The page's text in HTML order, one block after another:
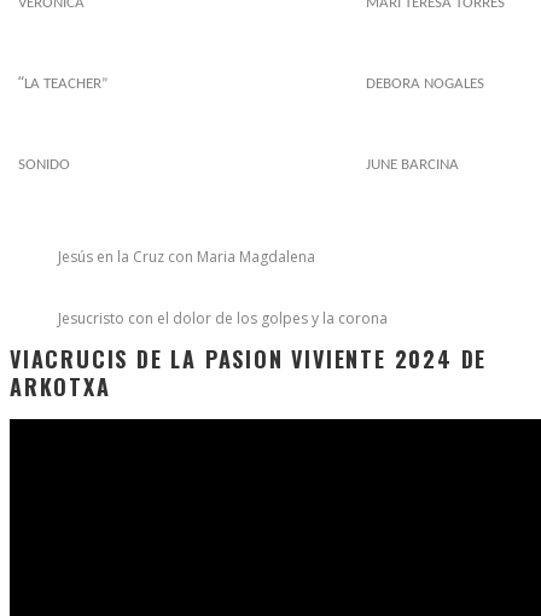
“LA TEACHER” DEBORA NOGALES
SONIDO JUNE BARCINA
Jesús en la Cruz con Maria Magdalena
Jesucristo con el dolor de los golpes y la corona
VIACRUCIS DE LA PASION VIVIENTE 2024 DE
ARKOTXA